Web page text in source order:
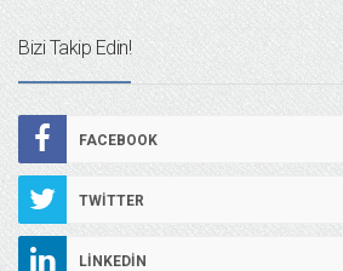
Bizi Takip Edin!
FACEBOOK
TWITTER
LINKEDIN